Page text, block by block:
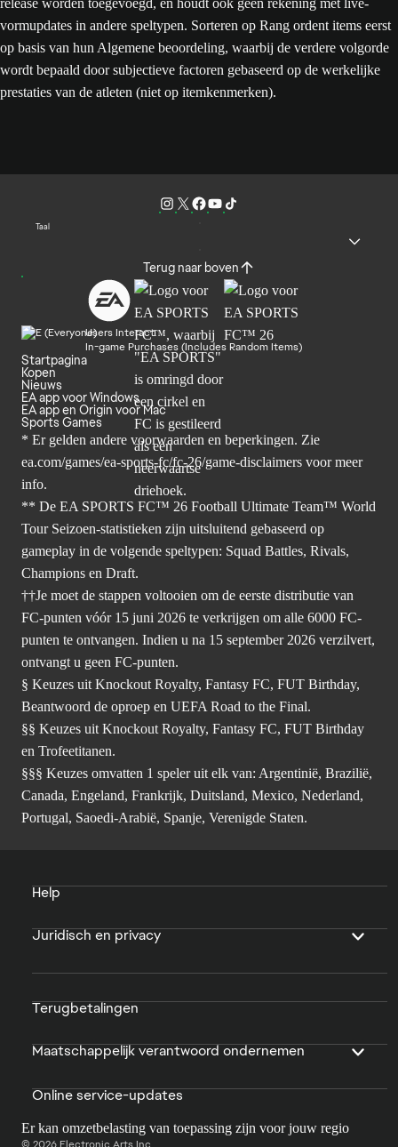
vormupdates in andere speltypen. Sorteren op Rang ordent items eerst
op basis van hun Algemene beoordeling, waarbij de verdere volgorde
wordt bepaald door subjectieve factoren gebaseerd op de werkelijke
prestaties van de atleten (niet op itemkenmerken).
Taal
Terug naar boven
Users Interact
In-game Purchases (Includes Random Items)
Startpagina
Kopen
Nieuws
EA app voor Windows
EA app en Origin voor Mac
Sports Games
* Er gelden andere voorwaarden en beperkingen. Zie
ea.com/games/ea-sports-fc/fc-26/game-disclaimers voor meer
info.
** De EA SPORTS FC™ 26 Football Ultimate Team™ World
Tour Seizoen-statistieken zijn uitsluitend gebaseerd op
gameplay in de volgende speltypen: Squad Battles, Rivals,
Champions en Draft.
††Je moet de stappen voltooien om de eerste distributie van
FC-punten vóór 15 juni 2026 te verkrijgen om alle 6000 FC-
punten te ontvangen. Indien u na 15 september 2026 verzilvert,
ontvangt u geen FC-punten.
§ Keuzes uit Knockout Royalty, Fantasy FC, FUT Birthday,
Beantwoord de oproep en UEFA Road to the Final.
§§ Keuzes uit Knockout Royalty, Fantasy FC, FUT Birthday
en Trofeetitanen.
§§§ Keuzes omvatten 1 speler uit elk van: Argentinië, Brazilië,
Canada, Engeland, Frankrijk, Duitsland, Mexico, Nederland,
Portugal, Saoedi-Arabië, Spanje, Verenigde Staten.
Help
Juridisch en privacy
Terugbetalingen
Maatschappelijk verantwoord ondernemen
Online service-updates
Er kan omzetbelasting van toepassing zijn voor jouw regio
© 2026 Electronic Arts Inc.